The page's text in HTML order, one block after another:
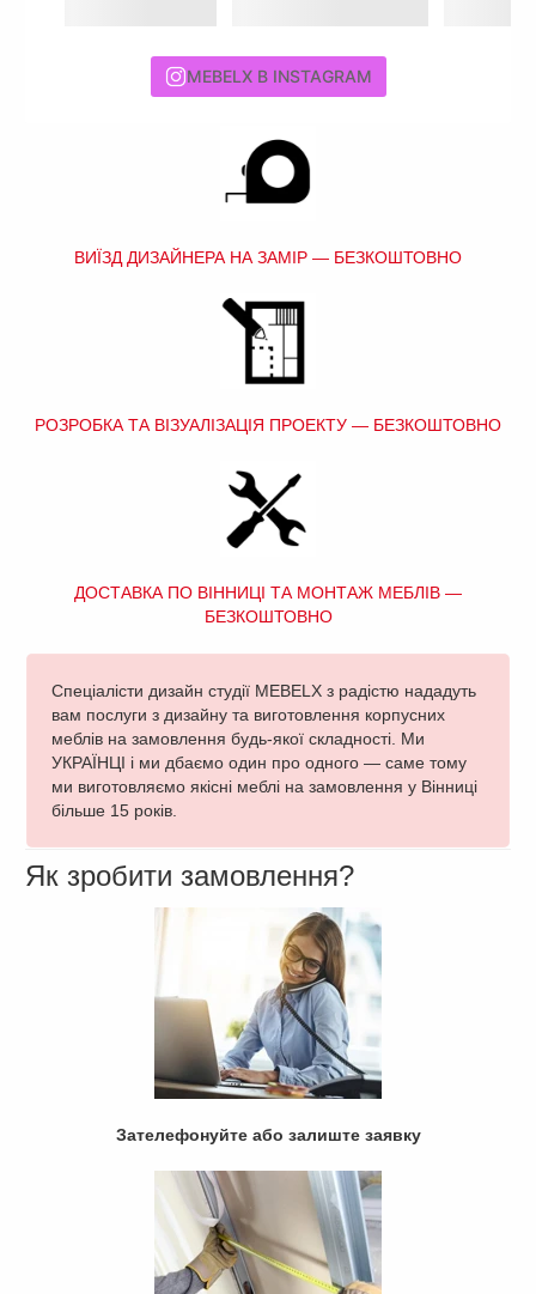
MEBELX В INSTAGRAM
ВИЇЗД ДИЗАЙНЕРА НА ЗАМІР — БЕЗКОШТОВНО
РОЗРОБКА ТА ВІЗУАЛІЗАЦІЯ ПРОЕКТУ — БЕЗКОШТОВНО
ДОСТАВКА ПО ВІННИЦІ ТА МОНТАЖ МЕБЛІВ —
БЕЗКОШТОВНО
Спеціалісти дизайн студії MEBELX з радістю нададуть
вам послуги з дизайну та виготовлення корпусних
меблів на замовлення будь-якої складності. Ми
УКРАЇНЦІ і ми дбаємо один про одного — саме тому
ми виготовляємо якісні меблі на замовлення у Вінниці
більше 15 років.
Як зробити замовлення?
Зателефонуйте або залиште заявку